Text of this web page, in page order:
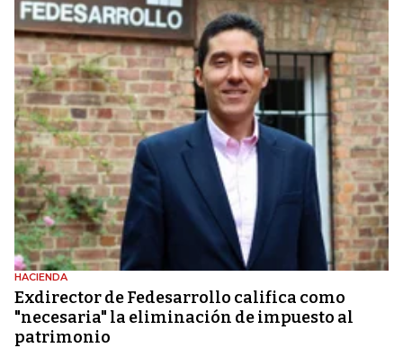
HACIENDA
Exdirector de Fedesarrollo califica como
"necesaria" la eliminación de impuesto al
patrimonio